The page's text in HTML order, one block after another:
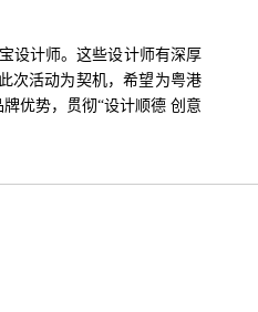
设计师。这些设计师有深厚
次活动为契机，希望为粤港
优势，贯彻“设计顺德 创意